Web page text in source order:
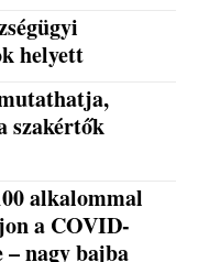
helyett
szakértők
alkalommal
a COVID-
– nagy bajba